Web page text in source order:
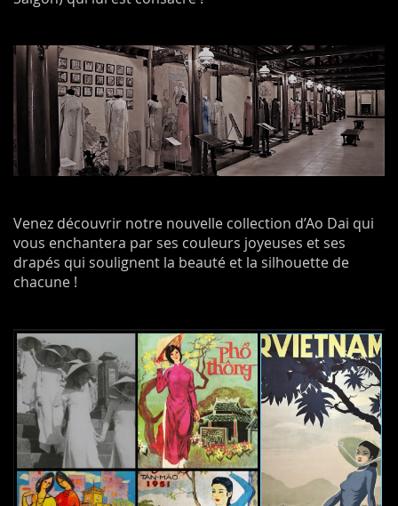
Venez découvrir notre nouvelle collection d’Ao Dai qui
vous enchantera par ses couleurs joyeuses et ses
drapés qui soulignent la beauté et la silhouette de
chacune !